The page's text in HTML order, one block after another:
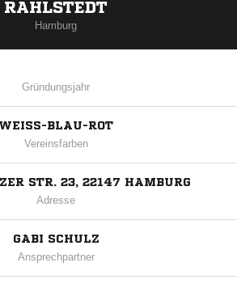
RAHLSTEDT
Hamburg
Gründungsjahr
WEISS-BLAU-ROT
Vereinsfarben
STR. 23, 22147 HAMBURG
Adresse
GABI SCHULZ
Ansprechpartner